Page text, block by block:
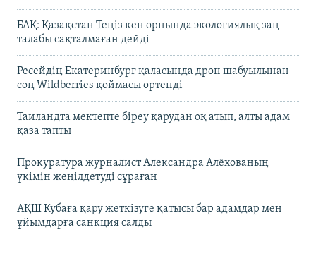
БАҚ: Қазақстан Теңіз кен орнында экологиялық заң
талабы сақталмаған дейді
Ресейдің Екатеринбург қаласында дрон шабуылынан
соң Wildberries қоймасы өртенді
Таиландта мектепте біреу қарудан оқ атып, алты адам
қаза тапты
Прокуратура журналист Александра Алёхованың
үкімін жеңілдетуді сұраған
АҚШ Кубаға қару жеткізуге қатысы бар адамдар мен
ұйымдарға санкция салды